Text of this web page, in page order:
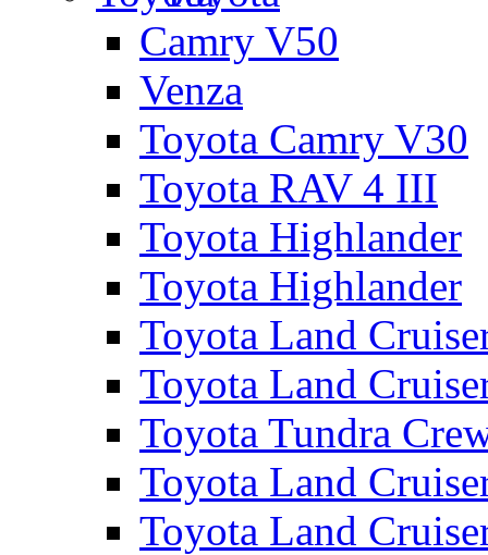
Camry V50
Venza
Toyota Camry V30
Toyota RAV 4 III
Toyota Highlander
Toyota Highlander
Toyota Land
Toyota Land
Toyota Tundra
Toyota Land
Toyota Land